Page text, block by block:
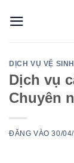
qua
DỊCH VỤ VỆ SINH
Dịch vụ
Chuyên
ĐĂNG VÀO30/